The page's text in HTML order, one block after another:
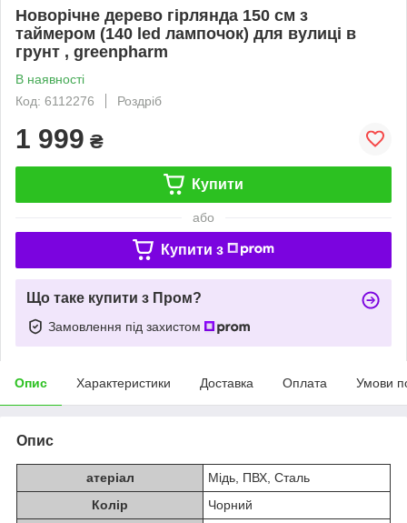
Новорічне дерево гірлянда 150 см з
таймером (140 led лампочок) для вулиці в
грунт , greenpharm
В наявності
Код: 6112276
Роздріб
1 999 ₴
Купити
або
Купити з
Що таке купити з Пром?
Замовлення під захистом
Опис Характеристики Доставка Оплата Умови
Опис
атеріал
Мідь, ПВХ, Сталь
Колір
Чорний